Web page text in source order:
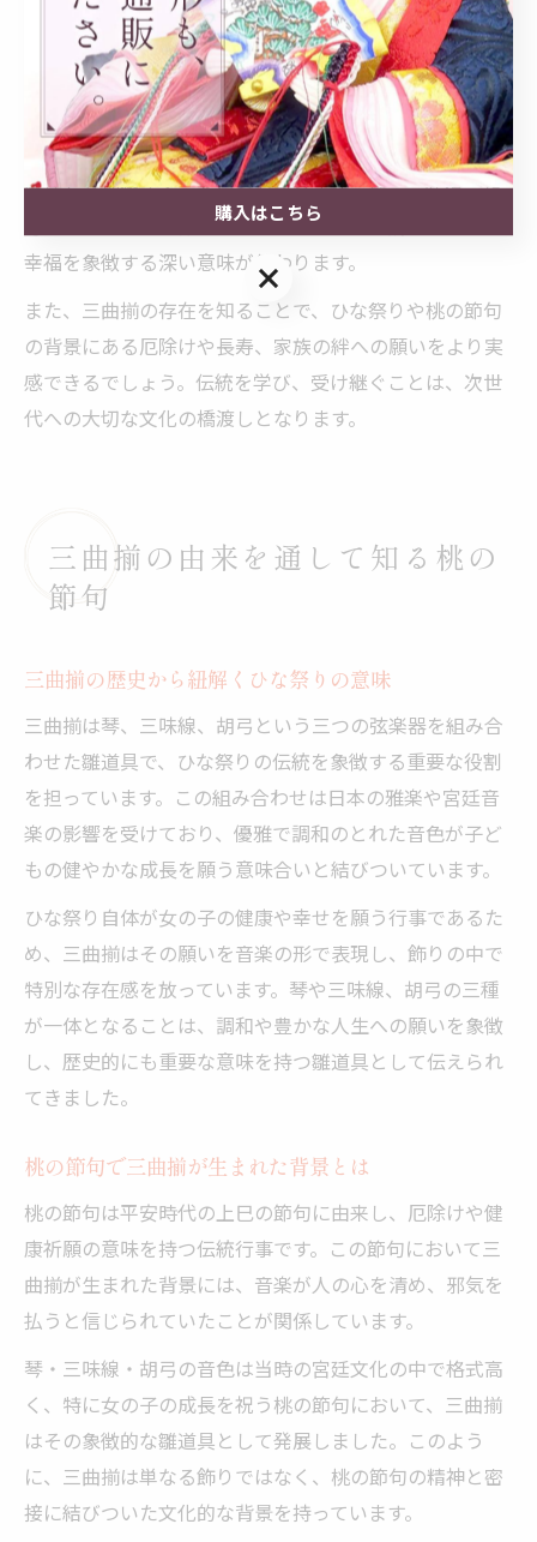
ひな祭りで学ぶ三曲揃の意味と願い
ひな祭りを通じて三曲揃の意味を学ぶことは、単に伝統
を知るだけでなく、子どもの健やかな成長を願う家族の
気持ちを理解することにつながります。琴・三味線・胡
弓という三種の楽器が一体となることで、調和や平和、
幸福を象徴する深い意味が伝わります。
また、三曲揃の存在を知ることで、ひな祭りや桃の節句
の背景にある厄除けや長寿、家族の絆への願いをより実
感できるでしょう。伝統を学び、受け継ぐことは、次世
代への大切な文化の橋渡しとなります。
三曲揃の由来を通して知る桃の
節句
三曲揃の歴史から紐解くひな祭りの意味
三曲揃は琴、三味線、胡弓という三つの弦楽器を組み合
わせた雛道具で、ひな祭りの伝統を象徴する重要な役割
を担っています。この組み合わせは日本の雅楽や宮廷音
楽の影響を受けており、優雅で調和のとれた音色が子ど
もの健やかな成長を願う意味合いと結びついています。
ひな祭り自体が女の子の健康や幸せを願う行事であるた
め、三曲揃はその願いを音楽の形で表現し、飾りの中で
特別な存在感を放っています。琴や三味線、胡弓の三種
が一体となることは、調和や豊かな人生への願いを象徴
し、歴史的にも重要な意味を持つ雛道具として伝えられ
てきました。
桃の節句で三曲揃が生まれた背景とは
桃の節句は平安時代の上巳の節句に由来し、厄除けや健
康祈願の意味を持つ伝統行事です。この節句において三
曲揃が生まれた背景には、音楽が人の心を清め、邪気を
払うと信じられていたことが関係しています。
琴・三味線・胡弓の音色は当時の宮廷文化の中で格式高
く、特に女の子の成長を祝う桃の節句において、三曲揃
はその象徴的な雛道具として発展しました。このよう
に、三曲揃は単なる飾りではなく、桃の節句の精神と密
接に結びついた文化的な背景を持っています。
購入はこちら
購入はこちら